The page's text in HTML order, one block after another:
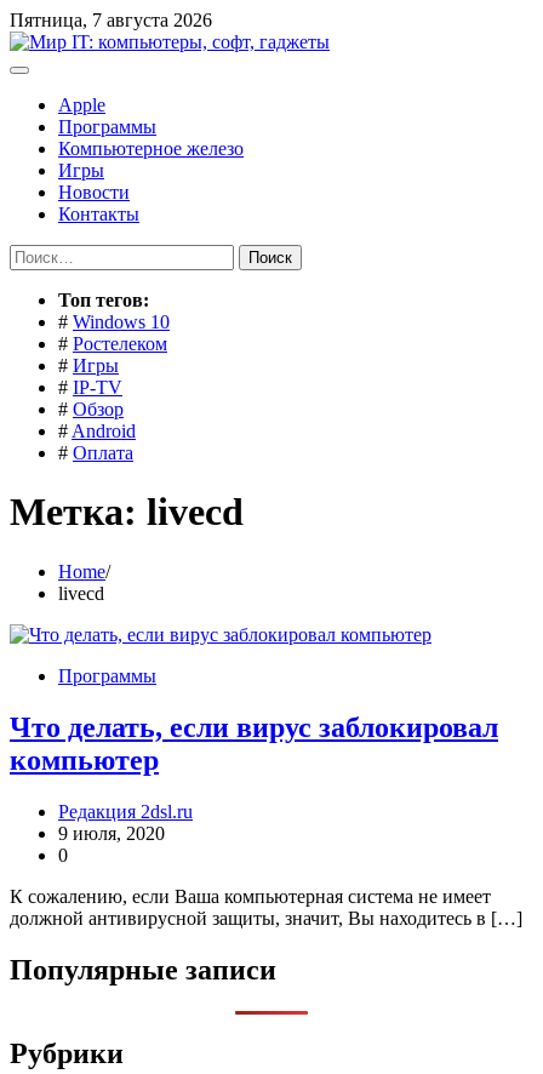
Перейти
к
содержимому
Пятница, 7 августа 2026
Apple
Программы
Компьютерное железо
Игры
Новости
Контакты
Найти:
Toп тегов:
# Windows 10
# Ростелеком
# Игры
# IP-TV
# Обзор
# Android
# Оплата
Метка: livecd
Home
livecd
Программы
Что делать, если вирус заблокировал
компьютер
Редакция 2dsl.ru
9 июля, 2020
0
К сожалению, если Ваша компьютерная система не имеет
должной антивирусной защиты, значит, Вы находитесь в […]
Популярные записи
Рубрики